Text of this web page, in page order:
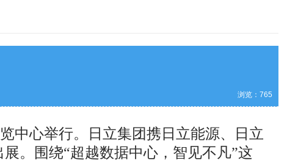
浏览： 765
中心举行。日立集团携日立能源、日立
。围绕“超越数据中心，智见不凡”这